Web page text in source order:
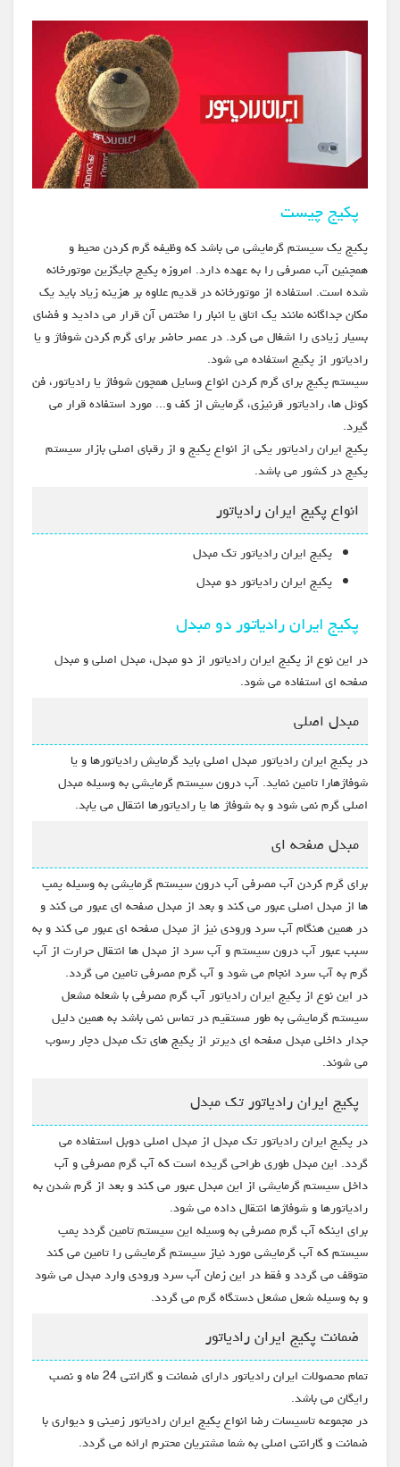
پکیج چیست
پکیج یک سیستم گرمایشی می باشد که وظیفه گرم کردن محیط و
همچنین آب مصرفی را به عهده دارد. امروزه پکیج جایگزین موتورخانه
شده است. استفاده از موتورخانه در قدیم علاوه بر هزینه زیاد باید یک
مکان جداگانه مانند یک اتاق یا انبار را مختص آن قرار می دادید و فضای
بسیار زیادی را اشغال می کرد. در عصر حاضر برای گرم کردن شوفاژ و یا
رادیاتور از پکیج استفاده می شود.
سیستم پکیج برای گرم کردن انواع وسایل همچون شوفاژ یا رادیاتور، فن
کوئل ها، رادیاتور قرنیزی، گرمایش از کف و... مورد استفاده قرار می
گیرد.
پکیج ایران رادیاتور یکی از انواع پکیج و از رقبای اصلی بازار سیستم
پکیج در کشور می باشد.
انواع پکیج ایران رادیاتور
پکیج ایران رادیاتور تک مبدل
پکیج ایران رادیاتور دو مبدل
پکیج ایران رادیاتور دو مبدل
در این نوع از پکیج ایران رادیاتور از دو مبدل، مبدل اصلی و مبدل
صفحه ای استفاده می شود.
مبدل اصلی
در پکیج ایران رادیاتور مبدل اصلی باید گرمایش رادیاتورها و یا
شوفاژهارا تامین نماید. آب درون سیستم گرمایشی به وسیله مبدل
اصلی گرم نمی شود و به شوفاژ ها یا رادیاتورها انتقال می یابد.
مبدل صفحه ای
برای گرم کردن آب مصرفی آب درون سیستم گرمایشی به وسیله پمپ
ها از مبدل اصلی عبور می کند و بعد از مبدل صفحه ای عبور می کند و
در همین هنگام آب سرد ورودی نیز از مبدل صفحه ای عبور می کند و به
سبب عبور آب درون سیستم و آب سرد از مبدل ها انتقال حرارت از آب
گرم به آب سرد انجام می شود و آب گرم مصرفی تامین می گردد.
در این نوع از پکیج ایران رادیاتور آب گرم مصرفی با شعله مشعل
سیستم گرمایشی به طور مستقیم در تماس نمی باشد به همین دلیل
جدار داخلی مبدل صفحه ای دیرتر از پکیج های تک مبدل دچار رسوب
می شوند.
پکیج ایران رادیاتور تک مبدل
در پکیج ایران رادیاتور تک مبدل از مبدل اصلی دوبل استفاده می
گردد. این مبدل طوری طراحی گریده است که آب گرم مصرفی و آب
داخل سیستم گرمایشی از این مبدل عبور می کند و بعد از گرم شدن به
رادیاتورها و شوفاژها انتقال داده می شود.
برای اینکه آب گرم مصرفی به وسیله این سیستم تامین گردد پمپ
سیستم که آب گرمایشی مورد نیاز سیستم گرمایشی را تامین می کند
متوقف می گردد و فقط در این زمان آب سرد ورودی وارد مبدل می شود
و به وسیله شعل مشعل دستگاه گرم می گردد.
ضمانت پکیج ایران رادیاتور
تمام محصولات ایران رادیاتور دارای ضمانت و گارانتی 24 ماه و نصب
رایگان می باشد.
در مجموعه تاسیسات رضا انواع پکیج ایران رادیاتور زمینی و دیواری با
ضمانت و گارانتی اصلی به شما مشتریان محترم ارائه می گردد.